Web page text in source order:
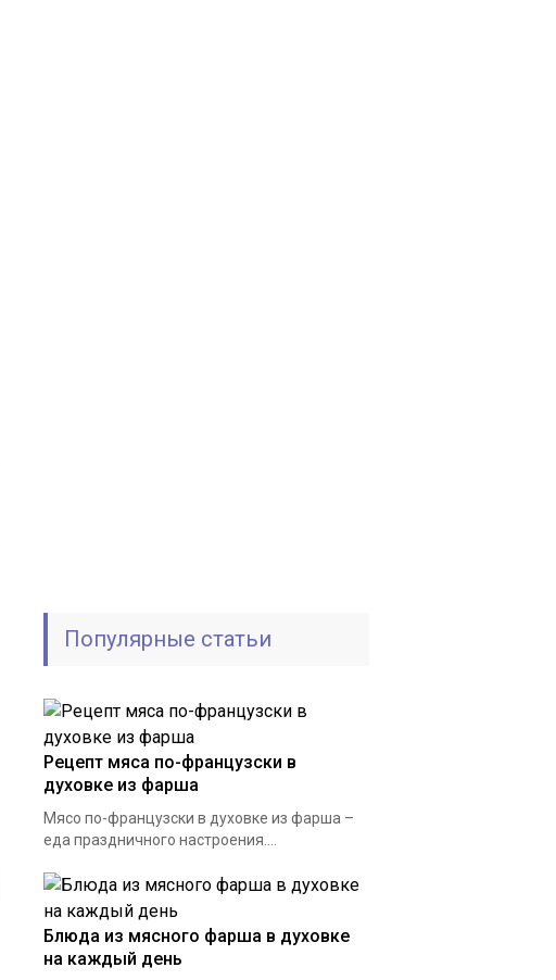
Популярные статьи
Рецепт мяса по-французски в
духовке из фарша
Мясо по-французски в духовке из фарша –
еда праздничного настроения....
Блюда из мясного фарша в духовке
на каждый день